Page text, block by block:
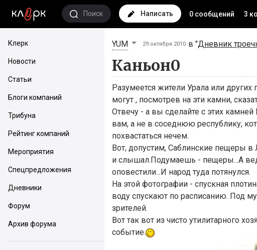
Поиск Написать 0 сообщений 3
Клерк
Новости
Статьи
Блоги компаний
Трибуна
Рейтинг компаний
Мероприятия
Спецпредложения
Дневники
Форум
Архив форума
YUM 29 октября 2010 в "Дневник
Каньон0
Разумеется жители Урала или
могут , посмотрев на эти камни,
Отвечу - а вы сделайте с этих
вам, а не в соседнюю республику,
похвастаться нечем.
Вот, допустим, Саблинские пещеры в
и слышал.Подумаешь - пещеры...А
оповестили...И народ туда потянулся.
На этой фотографии - спускная
воду спускают по расписанию. Под
зрителей.
Вот так вот из чисто утилитарного
событие.